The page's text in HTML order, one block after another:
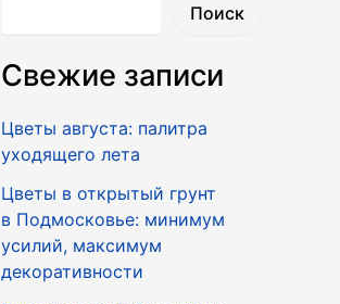
Поиск
Свежие записи
Цветы августа: палитра
уходящего лета
Цветы в открытый грунт
в Подмосковье: минимум
усилий, максимум
декоративности